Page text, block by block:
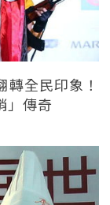
全民印象！
」傳奇